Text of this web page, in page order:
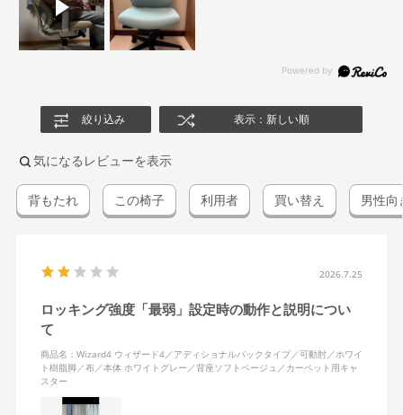
絞り込み 表示：新しい順
気になるレビューを表示
背もたれ この椅子 利用者 買い替え 男性向
2026.7.25
ロッキング強度「最弱」設定時の動作と説明につい
て
商品名：Wizard4 ウィザード4／アディショナルバックタイプ／可動肘／ホワイ
ト樹脂脚／布／本体 ホワイトグレー／背座ソフトベージュ／カーペット用キャ
スター